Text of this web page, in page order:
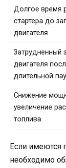
Долгое время
стартера до
двигателя
Затрудненный
двигателя
длительной
Снижение
увеличение
топлива
Если имеются
необходимо